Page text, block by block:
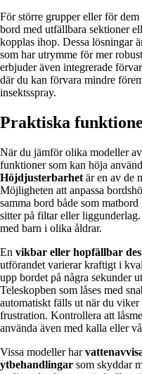
För större grupper eller för
bord med utfällbara sektioner
kopplas ihop. Dessa lösningar
som har utrymme för mer
erbjuder även integrerade
där du kan förvara mindre
insektsspray.
Praktiska
När du jämför olika modeller
funktioner som kan höja
Höjdjusterbarhet är en av de
Möjligheten att anpassa
samma bord både som
sitter på filtar eller
med barn i olika åldrar.
En vikbar eller hopfällbar
utförandet varierar kraftigt i
upp bordet på några sekunder
Teleskopben som låses med
automatiskt fälls ut när du
frustration. Kontrollera att
använda även med kalla eller
Vissa modeller har
ytbehandlingar som skyddar